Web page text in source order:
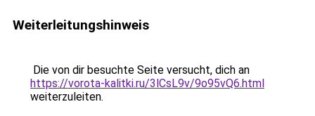
Weiterleitungshinweis
Die von dir besuchte Seite versucht, dich an
https://vorota-kalitki.ru/3lCsL9v/9o95vQ6.html
weiterzuleiten.